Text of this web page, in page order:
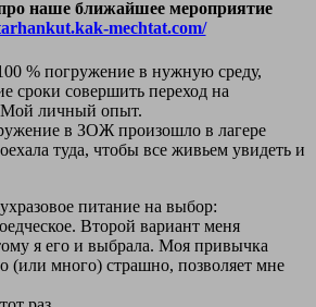
наше ближайшее мероприятие
mechtat.com/
% погружение в нужную среду,
сроки совершить переход на
Мой личный опыт.
в ЗОЖ произошло в лагере
туда, чтобы все живьем увидеть и
питание на выбор:
Второй вариант меня
я его и выбрала. Моя привычка
(или много) страшно, позволяет мне